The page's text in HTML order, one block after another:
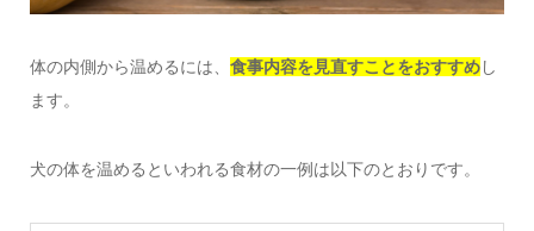
体の内側から温めるには、 食事内容を見直すことをおすすめし
ます。
犬の体を温めるといわれる食材の一例は以下のとおりです。